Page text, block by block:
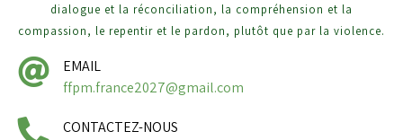
dialogue et la réconciliation, la compréhension et la
compassion, le repentir et le pardon, plutôt que par la violence.
EMAIL
ffpm.france2027@gmail.com
CONTACTEZ-NOUS